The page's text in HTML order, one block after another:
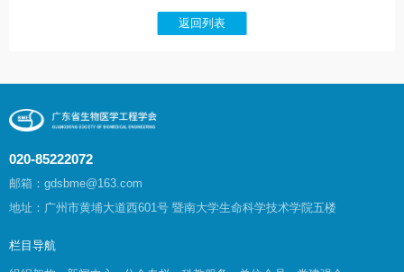
返回列表
020-85222072
邮箱：gdsbme@163.com
地址：广州市黄埔大道西601号 暨南大学生命科学技术学院五楼
栏目导航